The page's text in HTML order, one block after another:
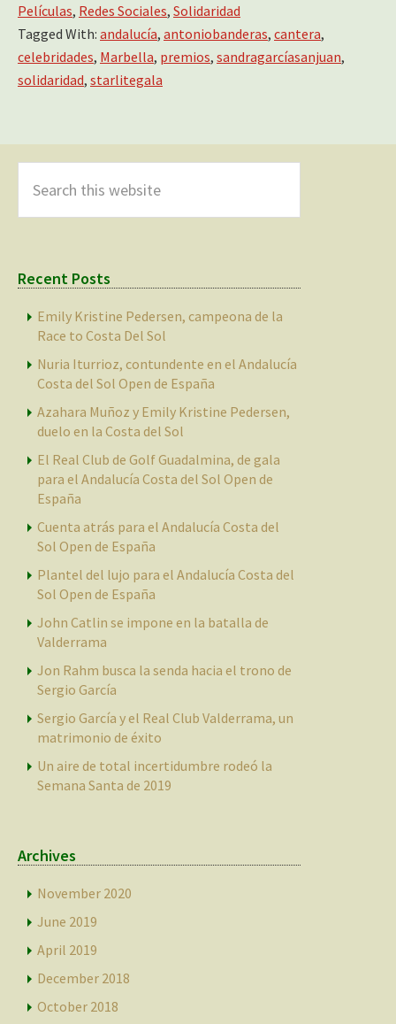
Películas, Redes Sociales, Solidaridad
Tagged With: andalucía, antoniobanderas, cantera,
celebridades, Marbella, premios, sandragarcíasanjuan,
solidaridad, starlitegala
Sidebar
this
website
Recent Posts
Emily Kristine Pedersen, campeona de la
Race to Costa Del Sol
Nuria Iturrioz, contundente en el Andalucía
Costa del Sol Open de España
Azahara Muñoz y Emily Kristine Pedersen,
duelo en la Costa del Sol
El Real Club de Golf Guadalmina, de gala
para el Andalucía Costa del Sol Open de
España
Cuenta atrás para el Andalucía Costa del
Sol Open de España
Plantel del lujo para el Andalucía Costa del
Sol Open de España
John Catlin se impone en la batalla de
Valderrama
Jon Rahm busca la senda hacia el trono de
Sergio García
Sergio García y el Real Club Valderrama, un
matrimonio de éxito
Un aire de total incertidumbre rodeó la
Semana Santa de 2019
Archives
November 2020
June 2019
April 2019
December 2018
October 2018